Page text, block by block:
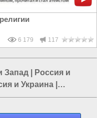
6 179 117
Запад
Россия и
и Украина